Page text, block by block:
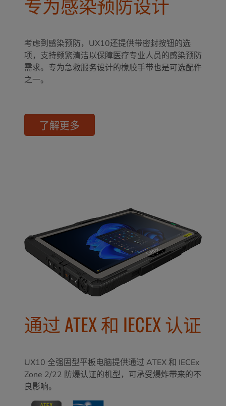
考虑到感染预防，UX10还提供带密封按钮的选
项，支持频繁清洁以保障医疗专业人员的感染预防
需求。专为急救服务设计的橡胶手带也是可选配件
之一。
了解更多
通过 ATEX 和 IECEX 认证
UX10 全强固型平板电脑提供通过 ATEX 和 IECEx
Zone 2/22 防爆认证的机型，可承受爆炸带来的不
良影响。